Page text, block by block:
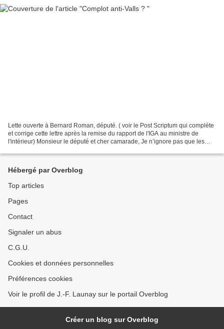
Lette ouverte à Bernard Roman, député. ( voir le Post Scriptum qui complète
et corrige cette lettre après la remise du rapport de l'IGA au ministre de
l'intérieur) Monsieur le député et cher camarade, Je n’ignore pas que les
Hébergé par Overblog
Top articles
Pages
Contact
Signaler un abus
C.G.U.
Cookies et données personnelles
Préférences cookies
Voir le profil de J.-F. Launay sur le portail Overblog
Créer un blog sur Overblog